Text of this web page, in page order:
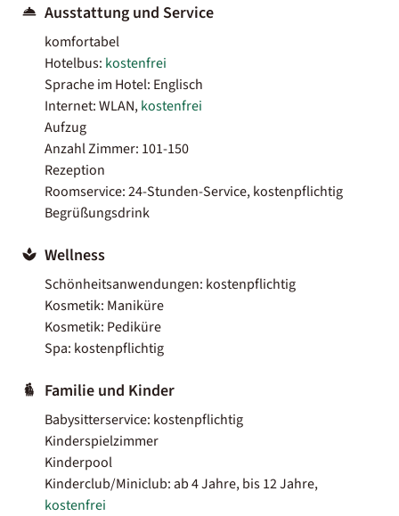
Ausstattung und Service
komfortabel
Hotelbus: kostenfrei
Sprache im Hotel: Englisch
Internet: WLAN,kostenfrei
Aufzug
Anzahl Zimmer: 101-150
Rezeption
Roomservice: 24-Stunden-Service, kostenpflichtig
Begrüßungsdrink
Wellness
Schönheitsanwendungen: kostenpflichtig
Kosmetik: Maniküre
Kosmetik: Pediküre
Spa: kostenpflichtig
Familie und Kinder
Babysitterservice: kostenpflichtig
Kinderspielzimmer
Kinderpool
Kinderclub/Miniclub: ab 4 Jahre, bis 12 Jahre,
kostenfrei